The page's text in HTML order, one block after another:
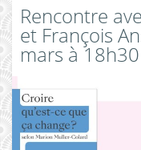
Rencontre
et François
mars à 18h30